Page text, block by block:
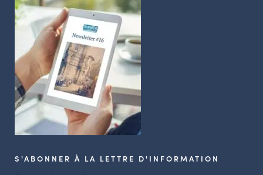
S'ABONNER À LA LETTRE D'INFORMATION